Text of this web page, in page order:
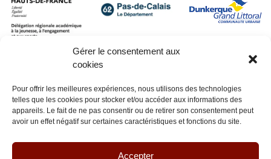
Gérer le consentement aux
cookies
Pour offrir les meilleures expériences, nous utilisons des technologies
telles que les cookies pour stocker et/ou accéder aux informations des
appareils. Le fait de ne pas consentir ou de retirer son consentement peut
avoir un effet négatif sur certaines caractéristiques et fonctions du site.
Accepter